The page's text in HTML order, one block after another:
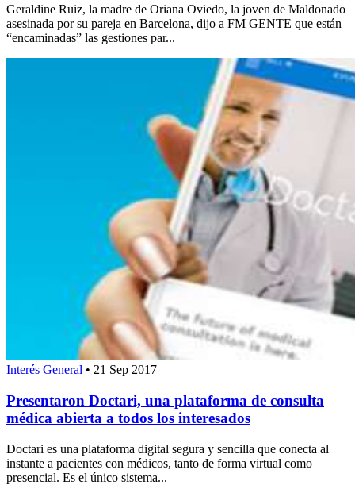
Geraldine Ruiz, la madre de Oriana Oviedo, la joven de Maldonado
asesinada por su pareja en Barcelona, dijo a FM GENTE que están
“encaminadas” las gestiones par...
Interés General • 21 Sep 2017
Presentaron Doctari, una plataforma de consulta
médica abierta a todos los interesados
Doctari es una plataforma digital segura y sencilla que conecta al
instante a pacientes con médicos, tanto de forma virtual como
presencial. Es el único sistema...